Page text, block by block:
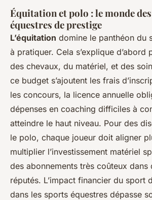
Équitation et polo : le monde
équestres de prestige
L’équitation domine le panthéon du
à pratiquer. Cela s’explique d’abord
des chevaux, du matériel, et des
ce budget s’ajoutent les frais
les concours, la licence annuelle
dépenses en coaching difficiles à
atteindre le haut niveau. Pour des
le polo, chaque joueur doit aligner
multiplier l’investissement matériel
des abonnements très coûteux dans
réputés. L’impact financier du sport
dans les sports équestres dépasse